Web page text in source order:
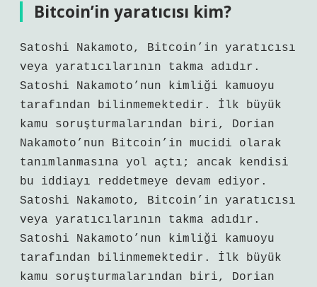
Bitcoin’in yaratıcısı kim?
Satoshi Nakamoto, Bitcoin’in yaratıcısı
veya yaratıcılarının takma adıdır.
Satoshi Nakamoto’nun kimliği kamuoyu
tarafından bilinmemektedir. İlk büyük
kamu soruşturmalarından biri, Dorian
Nakamoto’nun Bitcoin’in mucidi olarak
tanımlanmasına yol açtı; ancak kendisi
bu iddiayı reddetmeye devam ediyor.
Satoshi Nakamoto, Bitcoin’in yaratıcısı
veya yaratıcılarının takma adıdır.
Satoshi Nakamoto’nun kimliği kamuoyu
tarafından bilinmemektedir. İlk büyük
kamu soruşturmalarından biri, Dorian